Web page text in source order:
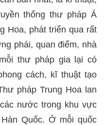
thống thư pháp Á
Hoa, phát triển qua rất
phái, quan điểm, nhà
thư pháp gia lại có
cách, kĩ thuật tạo
pháp Trung Hoa lan
nước trong khu vực
Quốc. Ở mỗi quốc